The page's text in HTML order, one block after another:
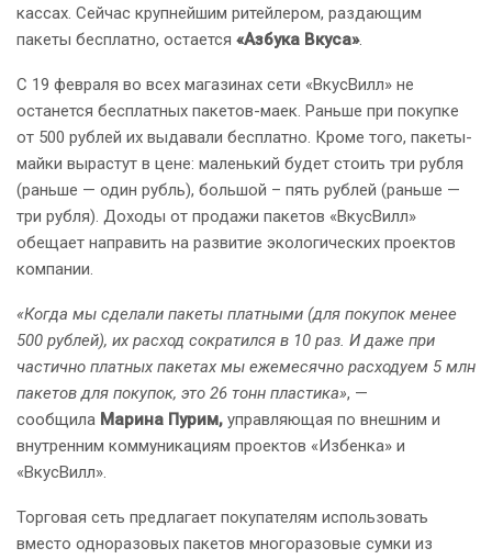
кассах. Сейчас крупнейшим ритейлером, раздающим
пакеты бесплатно, остается «Азбука Вкуса».
С 19 февраля во всех магазинах сети «ВкусВилл» не
останется бесплатных пакетов-маек. Раньше при покупке
от 500 рублей их выдавали бесплатно. Кроме того, пакеты-
майки вырастут в цене: маленький будет стоить три рубля
(раньше — один рубль), большой – пять рублей (раньше —
три рубля). Доходы от продажи пакетов «ВкусВилл»
обещает направить на развитие экологических проектов
компании.
«Когда мы сделали пакеты платными (для покупок менее
500 рублей), их расход сократился в 10 раз. И даже при
частично платных пакетах мы ежемесячно расходуем 5 млн
пакетов для покупок, это 26 тонн пластика», —
сообщила Марина Пурим, управляющая по внешним и
внутренним коммуникациям проектов «Избенка» и
«ВкусВилл».
Торговая сеть предлагает покупателям использовать
вместо одноразовых пакетов многоразовые сумки из